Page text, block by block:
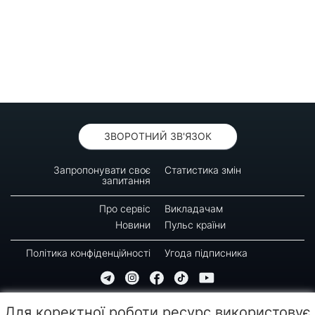
ЗВОРОТНИЙ ЗВ'ЯЗОК
Запропонувати своє
запитання
Статистика змін
Про сервіс
Викладачам
Новини
Пульс країни
Політика конфіденційності Угода підписника